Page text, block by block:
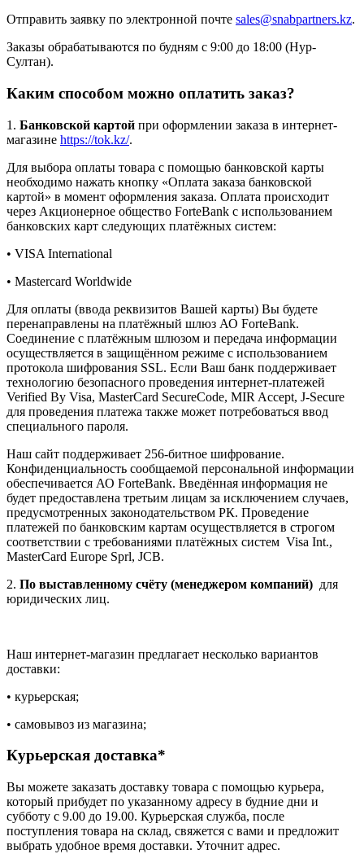
Отправить заявку по электронной почте sales@snabpartners.kz.
Заказы обрабатываются по будням с 9:00 до 18:00 (Нур-
Султан).
Каким способом можно оплатить заказ?
1. Банковской картой при оформлении заказа в интернет-
магазине https://tok.kz/.
Для выбора оплаты товара с помощью банковской карты
необходимо нажать кнопку «Оплата заказа банковской
картой» в момент оформления заказа. Оплата происходит
через Акционерное общество ForteBank с использованием
банковских карт следующих платёжных систем:
• VISA International
• Mastercard Worldwide
Для оплаты (ввода реквизитов Вашей карты) Вы будете
перенаправлены на платёжный шлюз АО ForteBank.
Соединение с платёжным шлюзом и передача информации
осуществляется в защищённом режиме с использованием
протокола шифрования SSL. Если Ваш банк поддерживает
технологию безопасного проведения интернет-платежей
Verified By Visa, MasterCard SecureCode, MIR Accept, J-Secure
для проведения платежа также может потребоваться ввод
специального пароля.
Наш сайт поддерживает 256-битное шифрование.
Конфиденциальность сообщаемой персональной информации
обеспечивается АО ForteBank. Введённая информация не
будет предоставлена третьим лицам за исключением случаев,
предусмотренных законодательством РК. Проведение
платежей по банковским картам осуществляется в строгом
соответствии с требованиями платёжных систем Visa Int.,
MasterCard Europe Sprl, JCB.
2. По выставленному счёту (менеджером компаний) для
юридических лиц.
Наш интернет-магазин предлагает несколько вариантов
доставки:
• курьерская;
• самовывоз из магазина;
Курьерская доставка*
Вы можете заказать доставку товара с помощью курьера,
который прибудет по указанному адресу в будние дни и
субботу с 9.00 до 19.00. Курьерская служба, после
поступления товара на склад, свяжется с вами и предложит
выбрать удобное время доставки. Уточнит адрес.